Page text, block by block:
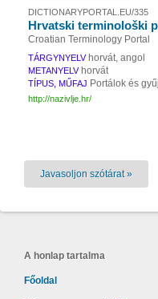
DICTIONARYPORTAL.EU/335
Hrvatski terminološki
Croatian Terminology Portal
TÁRGYNYELV horvát, angol
METANYELV horvát
TÍPUS, MŰFAJ Portálok és
http://nazivlje.hr/
Javasoljon szótárat »
A honlap tartalma
Főoldal